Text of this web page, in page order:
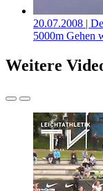
20.07.2008 |
5000m Gehen
Weitere